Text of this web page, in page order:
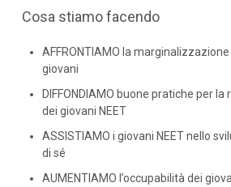
Cosa stiamo facendo
AFFRONTIAMO la marginalizzazione
giovani
DIFFONDIAMO buone pratiche per
dei giovani NEET
ASSISTIAMO i giovani NEET nello
di sé
AUMENTIAMO l’occupabilità dei